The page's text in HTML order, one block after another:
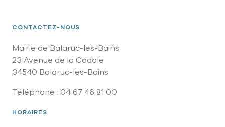
CONTACTEZ-NOUS
Mairie de Balaruc-les-Bains
23 Avenue de la Cadole
34540 Balaruc-les-Bains
Téléphone : 04 67 46 81 00
HORAIRES